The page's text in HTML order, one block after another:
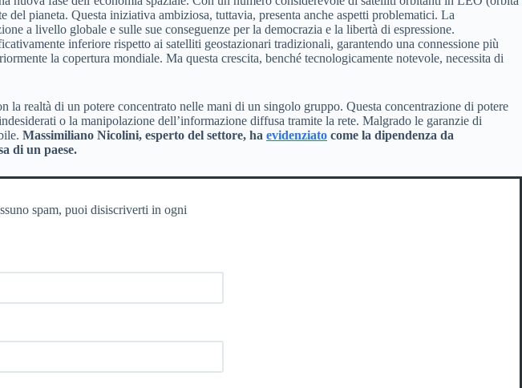
pianeta. Questa iniziativa ambiziosa, tuttavia, presenta anche aspetti problematici. La
a livello globale e sulle sue conseguenze per la democrazia e la libertà di espressione.
inferiore rispetto ai satelliti geostazionari tradizionali, garantendo una connessione più
la copertura mondiale. Ma questa crescita, benché tecnologicamente notevole, necessita di
realtà di un potere concentrato nelle mani di un singolo gruppo. Questa concentrazione di potere
o la manipolazione dell’informazione diffusa tramite la rete. Malgrado le garanzie di
Massimiliano Nicolini, esperto del settore, ha evidenziato come la dipendenza da
di un paese.
spam, puoi disiscriverti in ogni